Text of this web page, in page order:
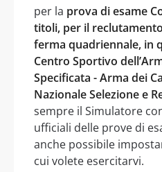
per la prova di esame
titoli, per il
ferma quadriennale, in
Centro Sportivo
Specificata - Arma dei
Nazionale Selezione e
sempre il Simulatore
ufficiali delle prove di
anche possibile
cui volete esercitarvi.